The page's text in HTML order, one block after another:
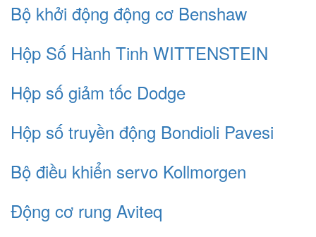
Bộ khởi động động cơ Benshaw
Hộp Số Hành Tinh WITTENSTEIN
Hộp số giảm tốc Dodge
Hộp số truyền động Bondioli Pavesi
Bộ điều khiển servo Kollmorgen
Động cơ rung Aviteq